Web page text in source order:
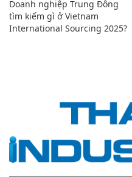
Doanh nghiệp Trung Đông
tìm kiếm gì ở Vietnam
International Sourcing 2025?